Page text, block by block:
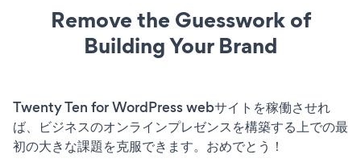
Remove the Guesswork of
Building Your Brand
Twenty Ten for WordPress webサイトを稼働させれ
ば、ビジネスのオンラインプレゼンスを構築する上での最
初の大きな課題を克服できます。おめでとう！